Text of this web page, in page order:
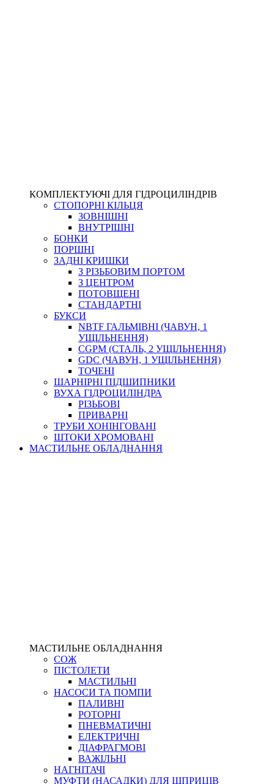
КОМПЛЕКТУЮЧІ ДЛЯ ГІДРОЦИЛІНДРІВ
СТОПОРНІ КІЛЬЦЯ
ЗОВНІШНІ
ВНУТРІШНІ
БОНКИ
ПОРШНІ
ЗАДНІ КРИШКИ
З РІЗЬБОВИМ ПОРТОМ
З ЦЕНТРОМ
ПОТОВЩЕНІ
СТАНДАРТНІ
БУКСИ
NBTF ГАЛЬМІВНІ (ЧАВУН, 1
УЩІЛЬНЕННЯ)
CGPM (СТАЛЬ, 2 УЩІЛЬНЕННЯ)
GDC (ЧАВУН, 1 УЩІЛЬНЕННЯ)
ТОЧЕНІ
ШАРНІРНІ ПІДШИПНИКИ
ВУХА ГІДРОЦИЛІНДРА
РІЗЬБОВІ
ПРИВАРНІ
ТРУБИ ХОНІНГОВАНІ
ШТОКИ ХРОМОВАНІ
МАСТИЛЬНЕ ОБЛАДНАННЯ
МАСТИЛЬНЕ ОБЛАДНАННЯ
СОЖ
ПІСТОЛЕТИ
МАСТИЛЬНІ
НАСОСИ ТА ПОМПИ
ПАЛИВНІ
РОТОРНІ
ПНЕВМАТИЧНІ
ЕЛЕКТРИЧНІ
ДІАФРАГМОВІ
ВАЖІЛЬНІ
НАГНІТАЧІ
МУФТИ (НАСАДКИ) ДЛЯ ШПРИЦІВ